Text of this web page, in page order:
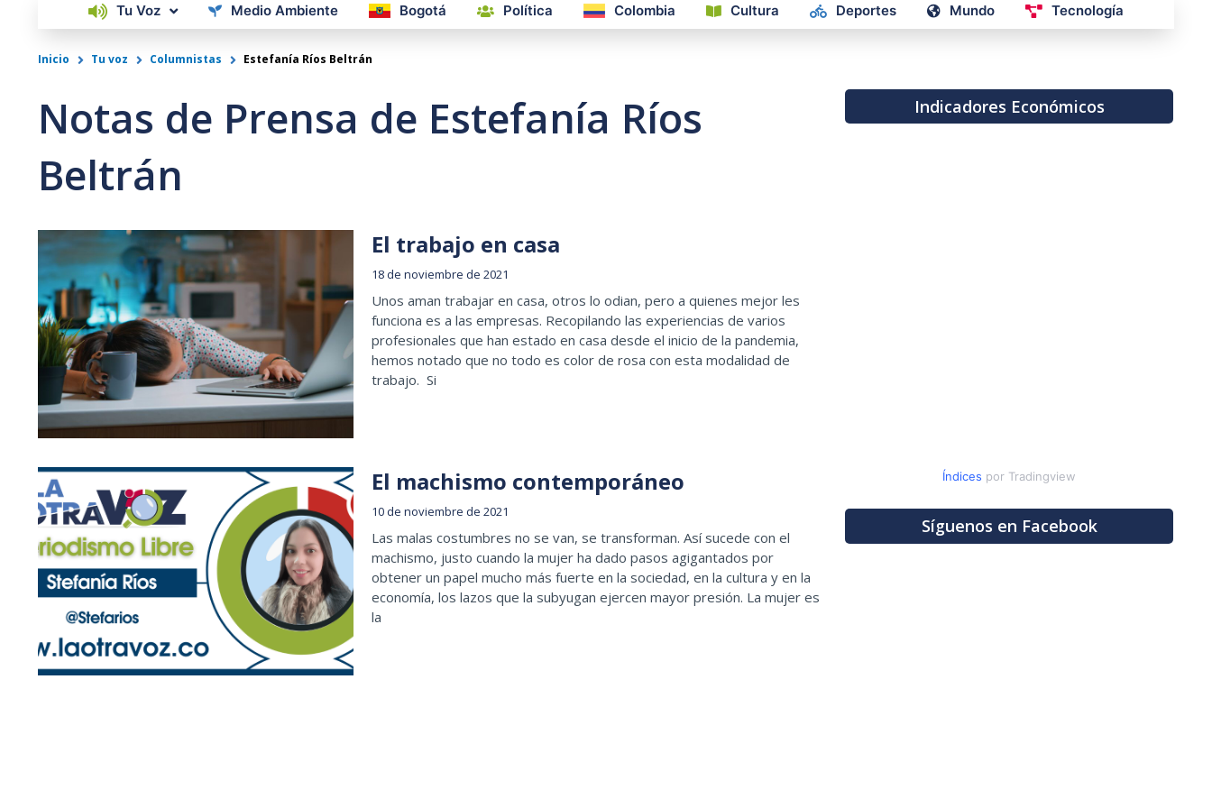
Tu Voz Medio Ambiente Bogotá Política Colombia Cultura Deportes Mundo Tecnología
Inicio Tu voz Columnistas Estefanía Ríos Beltrán
Notas de Prensa de Estefanía Ríos
Beltrán
El trabajo en casa
18 de noviembre de 2021
Unos aman trabajar en casa, otros lo odian, pero a quienes mejor les
funciona es a las empresas. Recopilando las experiencias de varios
profesionales que han estado en casa desde el inicio de la pandemia,
hemos notado que no todo es color de rosa con esta modalidad de
trabajo. Si
El machismo contemporáneo
10 de noviembre de 2021
Las malas costumbres no se van, se transforman. Así sucede con el
machismo, justo cuando la mujer ha dado pasos agigantados por
obtener un papel mucho más fuerte en la sociedad, en la cultura y en la
economía, los lazos que la subyugan ejercen mayor presión. La mujer es
la
Indicadores Económicos
Índices por Tradingview
Síguenos en Facebook